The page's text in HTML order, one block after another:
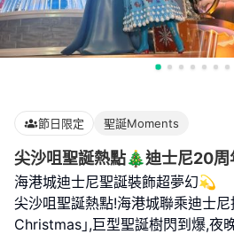
節日限定 聖誕Moments
尖沙咀聖誕熱點🎄迪士尼20周
海港城迪士尼聖誕裝飾超夢幻💫
尖沙咀聖誕熱點!海港城聯乘迪士
Christmas｣,巨型聖誕樹閃到爆,夜